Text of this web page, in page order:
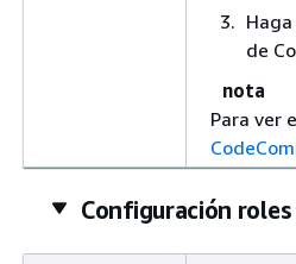
de
nota
Para ver
Configuración roles